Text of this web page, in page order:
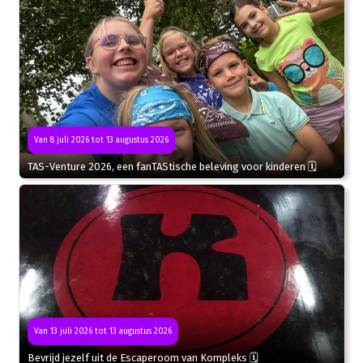
Van 8 juli 2026 tot 13 augustus 2026
TAS-Venture 2026, een fanTAStische beleving voor kinderen 🗓
Van 13 juli 2026 tot 13 augustus 2026
Bevrijd jezelf uit de Escaperoom van Kompleks 🗓